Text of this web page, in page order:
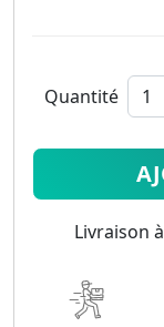
Quantité
Livraison à